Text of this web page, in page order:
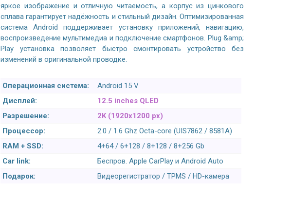
яркое изображение и отличную читаемость, а корпус из цинкового
сплава гарантирует надёжность и стильный дизайн. Оптимизированная
система Android поддерживает установку приложений, навигацию,
воспроизведение мультимедиа и подключение смартфонов. Plug &amp;
Play установка позволяет быстро смонтировать устройство без
изменений в оригинальной проводке.
Операционная система:
Android 15 V
Дисплей:
12.5 inches QLED
Разрешение:
2K (1920x1200 px)
Процессор:
2.0 / 1.6 Ghz Octa-core (UIS7862 / 8581A)
RAM + SSD:
4+64 / 6+128 / 8+128 / 8+256 Gb
Car link:
Беспров. Apple CarPlay и Android Auto
Подарок:
Видеорегистратор / TPMS / HD-камера